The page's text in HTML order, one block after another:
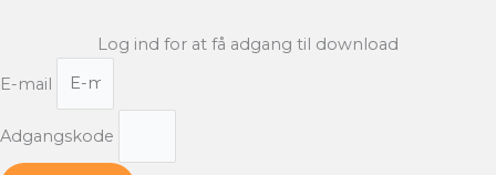
Log ind for at få adgang til download
E-mail
Adgangskode